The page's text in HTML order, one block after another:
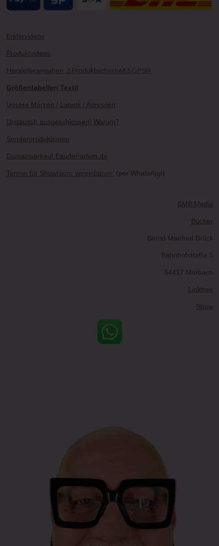
Erklärvideos
Produktvideos
Herstellerangaben ⚠ Produktsicherheit⚠ GPSR
Größentabellen Textil
Unsere Marken / Labels / Adressen
Umtausch ausgeschlossen! Warum?
Sonderproduktionen
Domainverkauf EaudeParfum.de
Termin für Showroom vereinbaren (per WhatsApp)
BMB Media
Bücher
Bernd Manfred Brück
Bahnhofstraße 5
54497 Morbach
Linktree
Show